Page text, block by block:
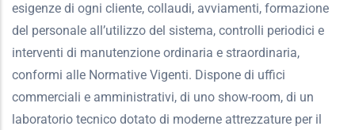
esigenze di ogni cliente, collaudi, avviamenti, formazione
del personale all’utilizzo del sistema, controlli periodici e
interventi di manutenzione ordinaria e straordinaria,
conformi alle Normative Vigenti. Dispone di uffici
commerciali e amministrativi, di uno show-room, di un
laboratorio tecnico dotato di moderne attrezzature per il